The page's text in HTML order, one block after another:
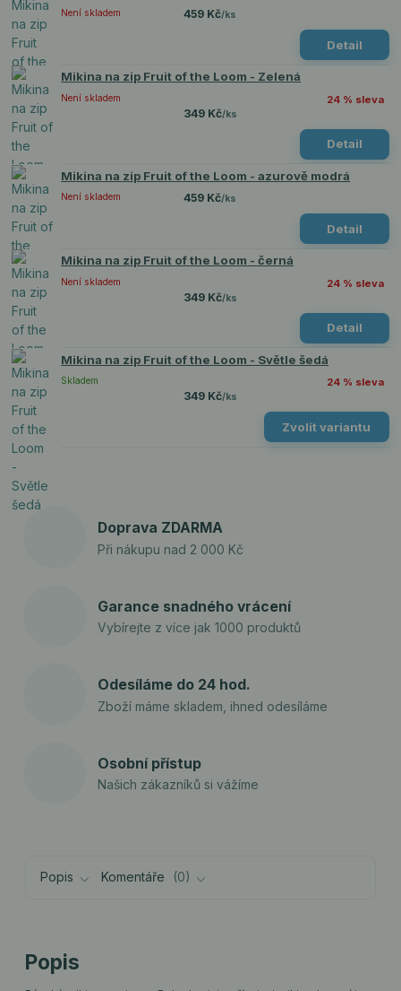
459 Kč/ks
Není skladem
Detail
Mikina na zip Fruit of the Loom - Zelená
24 % sleva
349 Kč/ks
Není skladem
Detail
Mikina na zip Fruit of the Loom - azurově modrá
459 Kč/ks
Není skladem
Detail
Mikina na zip Fruit of the Loom - černá
24 % sleva
349 Kč/ks
Není skladem
Detail
Mikina na zip Fruit of the Loom - Světle šedá
24 % sleva
349 Kč/ks
Skladem
Zvolit variantu
Doprava ZDARMA
Při nákupu nad 2 000 Kč
Garance snadného vrácení
Vybírejte z více jak 1000 produktů
Odesíláme do 24 hod.
Zboží máme skladem, ihned odesíláme
Osobní přístup
Našich zákazníků si vážíme
Popis Komentáře 0
Popis